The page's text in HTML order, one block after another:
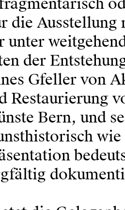
die
unter
der
Gfeller von
Restaurierung
Bern, und